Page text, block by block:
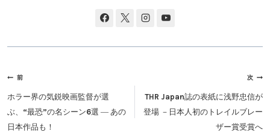
投
稿
ナ
ビ
前
ホラー界の気鋭映画監督が選
ぶ、“最恐”の名シーン6選 ― あの
日本作品も！
次
THR Japan誌の表紙に浅野忠信が
登場 －日本人初のトレイルブレー
ザー賞受賞へ